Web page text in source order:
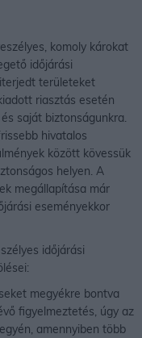
komoly károkat
időjárási
területeket
riasztás esetén
saját biztonságunkra.
hivatalos
között kövessük
helyen. A
megállapítása már
eseményekkor
időjárási
megyékre bontva
figyelmeztetés, úgy az
amennyiben több